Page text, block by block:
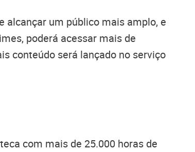
alcançar um público mais amplo, e
poderá acessar mais de
conteúdo será lançado no serviço
com mais de 25.000 horas de